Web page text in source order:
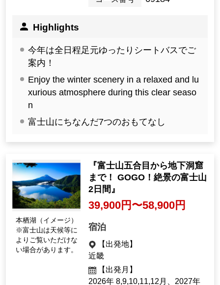
2026年 8,9,10月
Highlights
今年は全日程足元ゆったりシートバスでご
案内！
Enjoy the winter scenery in a relaxed and lu
xurious atmosphere during this clear seaso
本栖湖（イメージ）
※富士山は天候等に
『富士山五合目から地下洞窟
まで！ GOGO！絶景の富士山
39,900円〜58,900円
宿泊
【出発地】
近畿